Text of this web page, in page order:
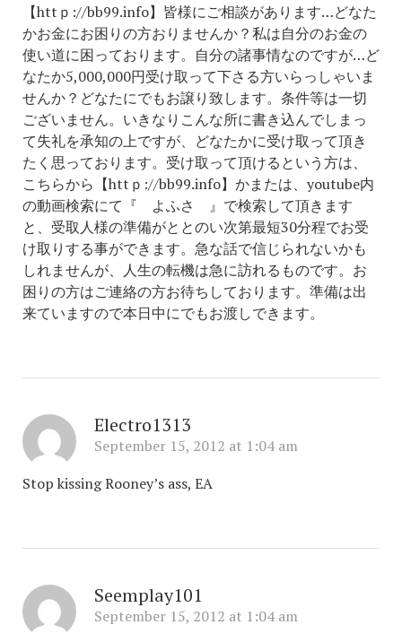
【httｐ://bb99.info】皆様にご相談があります…どなた
かお金にお困りの方おりませんか？私は自分のお金の
使い道に困っております。自分の諸事情なのですが…ど
なたか5,000,000円受け取って下さる方いらっしゃいま
せんか？どなたにでもお譲り致します。条件等は一切
ございません。いきなりこんな所に書き込んでしまっ
て失礼を承知の上ですが、どなたかに受け取って頂き
たく思っております。受け取って頂けるという方は、
こちらから【httｐ://bb99.info】かまたは、youtube内
の動画検索にて『 よふさ 』で検索して頂きます
と、受取人様の準備がととのい次第最短30分程でお受
け取りする事ができます。急な話で信じられないかも
しれませんが、人生の転機は急に訪れるものです。お
困りの方はご連絡の方お待ちしております。準備は出
来ていますので本日中にでもお渡しできます。
Electro1313
September 15, 2012 at 1:04 am
Stop kissing Rooney’s ass, EA
Seemplay101
September 15, 2012 at 1:04 am